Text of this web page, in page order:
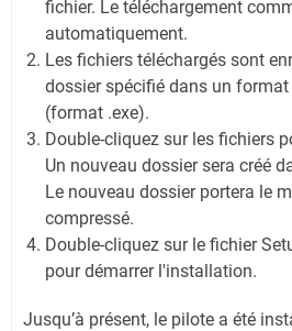
fichier. Le téléchargement
automatiquement.
Les fichiers téléchargés sont
dossier spécifié dans un
(format .exe).
Double-cliquez sur les fichiers
Un nouveau dossier sera créé
Le nouveau dossier portera le
compressé.
Double-cliquez sur le fichier
pour démarrer l'installation.
Jusqu’à présent, le pilote a été